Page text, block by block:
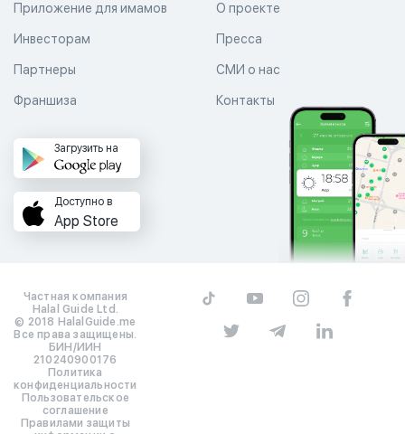
Приложение для имамов О проекте
Пресса
СМИ о нас
Контакты
Инвесторам
Партнеры
Франшиза
Загрузить на
Доступно в
App Store
Частная компания
Halal Guide Ltd.
© 2018 HalalGuide.me
Все права защищены.
БИН/ИИН
210240900176
Политика
конфиденциальности
Пользовательское
соглашение
Правилами защиты